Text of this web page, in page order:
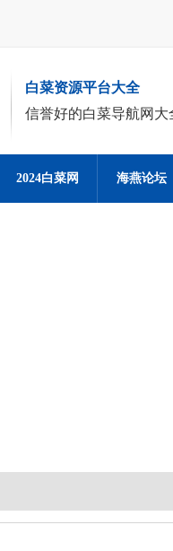
白菜资源平台大全
信誉好的白菜导航网大
2024白菜网 海燕论坛